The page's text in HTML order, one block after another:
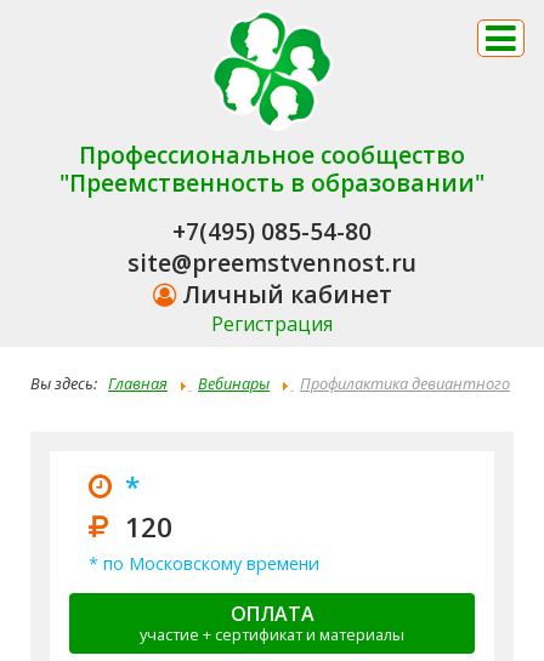
Профессиональное сообщество
"Преемственность в образовании"
+7(495) 085-54-80
site@preemstvennost.ru
Личный кабинет
Регистрация
Вы здесь: Главная Вебинары
Профилактика девиантного
*
120
* по Московскому времени
ОПЛАТА
участие + сертификат и материалы